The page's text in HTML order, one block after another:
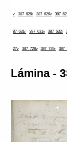
v 387_626r 387_626v
87_631r 387_631v 387_632r
27v 387_728v 387_729r
Lámina -